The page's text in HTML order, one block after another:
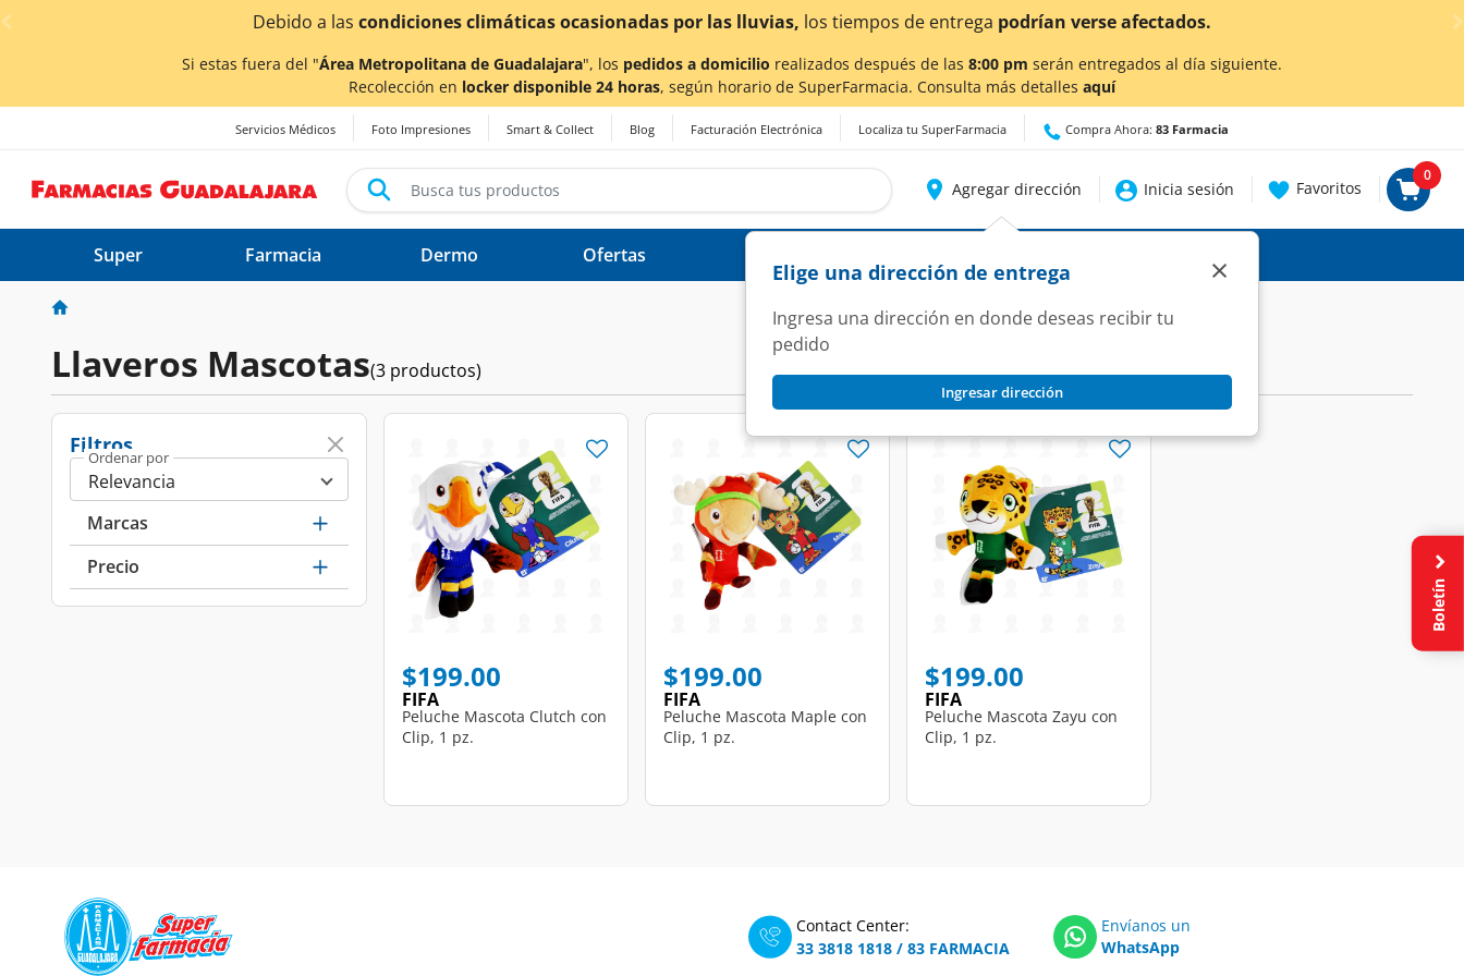
< div class="carousel-inner">condiciones climáticas ocasionadas por las lluvias,los tiempos de entregapodrían verse afectados.
Si estas fuera del "Área Metropolitana de Guadalajara", los pedidos a domicilio realizados después de las 8:00 pm serán entregados al día siguiente.
Recolección en locker disponible 24 horas, según horario de SuperFarmacia. Consulta más detalles aquí
Servicios Médicos Foto Impresiones Smart & Collect Blog Facturación Electrónica Localiza tu SuperFarmacia Compra Ahora: 83 Farmacia
Agregar dirección
Elige una dirección de entrega
Ingresa una dirección en donde deseas recibir tu
pedido
Ingresar dirección
×
Inicia sesión Favoritos
0
Super Farmacia Dermo Ofertas
Llaveros Mascotas(3 productos)
Filtros
Ordenar por
Marcas
Precio
$199.00
FIFA
Peluche Mascota Clutch con
Clip, 1 pz.
$199.00
FIFA
Peluche Mascota Maple con
Clip, 1 pz.
$199.00
FIFA
Peluche Mascota Zayu con
Clip, 1 pz.
Contact Center:
33 3818 1818 / 83 FARMACIA
Envíanos un
WhatsApp
Boletín